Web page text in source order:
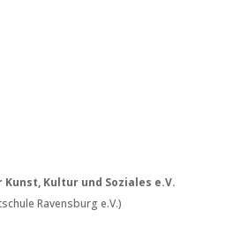
Kunst, Kultur und Soziales e.V.
Ravensburg e.V.)